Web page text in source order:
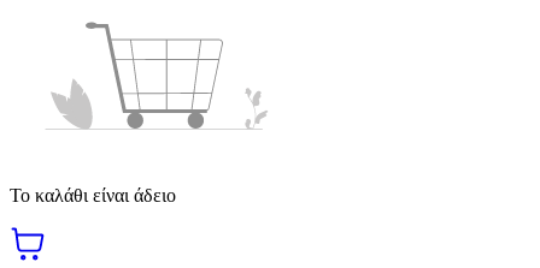
Το καλάθι είναι άδειο